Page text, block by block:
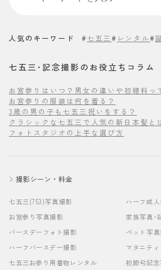
人気のキーワード #七五三 # レンタル#
七五三･記念撮影のお役立ちコラム
お宮参りはいつ？男女の違いや初穂料っ
お宮参りの服装は何を着る？
3歳の男の子も七五三祝いをする？
クラシックな七五三で人気の新日本髪と
フォトスタジオの上手な選び方
撮影シーン・料金
七五三(753)写真撮影
お宮参り写真撮影
バースデーフォト撮影
ハーフバースデー撮影
七五三お参り用着物レンタル
ハーフ成
家族写真･
ペット写
マタニテ
初節句記